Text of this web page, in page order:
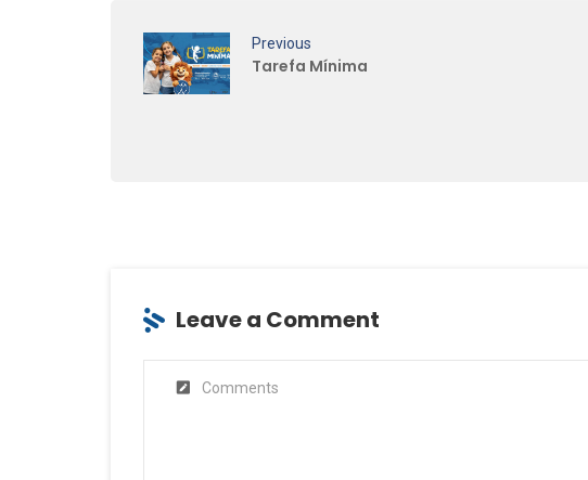
Previous
Tarefa Mínima
Leave a Comment